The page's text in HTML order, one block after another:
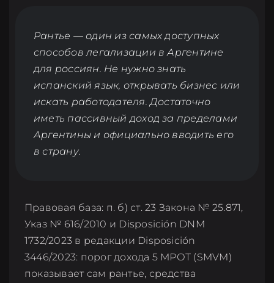
Рантье — один из самых доступных
способов легализации в Аргентине
для россиян. Не нужно знать
испанский язык, открывать бизнес или
искать работодателя. Достаточно
иметь пассивный доход за пределами
Аргентины и официально вводить его
в страну.
Правовая база: п. б) ст. 23 Закона № 25.871,
Указ № 616/2010 и Disposición DNM
1732/2023 в редакции Disposición
3446/2023: порог дохода 5 МРОТ (SMVM)
показывает сам рантье, средства